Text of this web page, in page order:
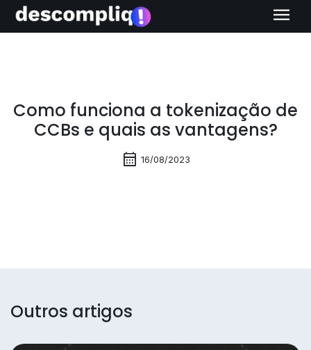
menu
Como funciona a tokenização de
CCBs e quais as vantagens?
calendar_month 16/08/2023
Outros artigos